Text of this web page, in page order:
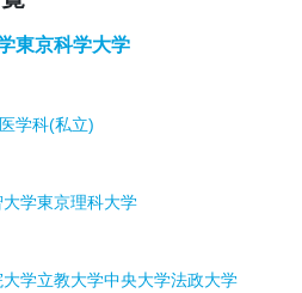
東京科学大学
学科(私立)
大学東京理科大学
大学立教大学中央大学法政大学